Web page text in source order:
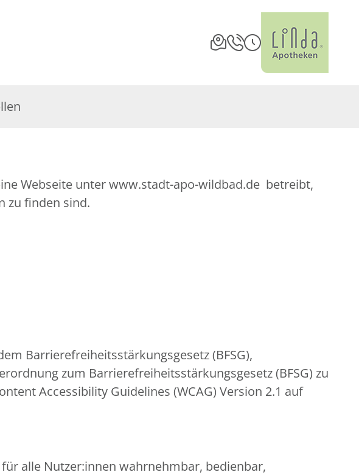
Webseite unter www.stadt-apo-wildbad.de betreibt,
zu finden sind.
Barrierefreiheitsstärkungsgesetz (BFSG),
zum Barrierefreiheitsstärkungsgesetz (BFSG) zu
Accessibility Guidelines (WCAG) Version 2.1 auf
alle Nutzer:innen wahrnehmbar, bedienbar,